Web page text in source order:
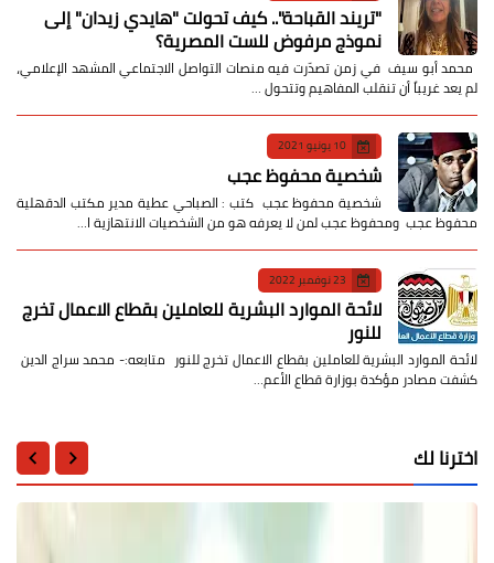
​"تريند القباحة".. كيف تحولت "هايدي زيدان" إلى
نموذج مرفوض للست المصرية؟
​ محمد أبو سيف ​في زمن تصدّرت فيه منصات التواصل الاجتماعي المشهد الإعلامي،
لم يعد غريباً أن تنقلب المفاهيم وتتحول …
10 يونيو 2021
شخصية محفوظ عجب
شخصية محفوظ عجب كتب : الصباحي عطية مدير مكتب الدقهلية
محفوظ عجب ومحفوظ عجب لمن لا يعرفه هو من الشخصيات الانتهازية ا…
23 نوفمبر 2022
لائحة الموارد البشرية للعاملين بقطاع الاعمال تخرج
للنور
لائحة الموارد البشرية للعاملين بقطاع الاعمال تخرج للنور متابعه:- محمد سراج الدين
كشفت مصادر مؤكدة بوزارة قطاع الأعم…
اخترنا لك